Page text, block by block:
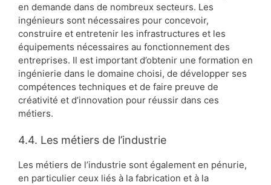
en demande dans de nombreux secteurs. Les
ingénieurs sont nécessaires pour concevoir,
construire et entretenir les infrastructures et les
équipements nécessaires au fonctionnement des
entreprises. Il est important d’obtenir une formation en
ingénierie dans le domaine choisi, de développer ses
compétences techniques et de faire preuve de
créativité et d’innovation pour réussir dans ces
métiers.
4.4. Les métiers de l’industrie
Les métiers de l’industrie sont également en pénurie,
en particulier ceux liés à la fabrication et à la